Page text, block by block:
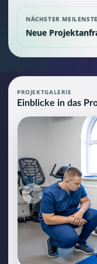
NÄCHSTER
Neue
Therapie- und
Therapie- und
Projektteam:
Historischer
Historisch
Aktiver
PROJEKTGALERIE
Einblicke in das